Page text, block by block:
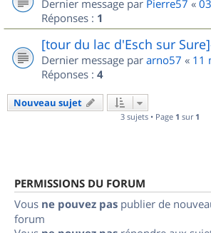
Dernier message par Pierre57 «
Réponses : 1
[tour du lac d'Esch sur
Dernier message par arno57 « 11
Réponses : 4
Nouveau sujet
3 sujets • Page 1 sur 1
PERMISSIONS DU FORUM
Vous ne pouvez pas publier de
forum